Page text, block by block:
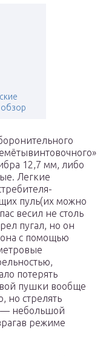
12,7 мм, либо
Легкие
пуль(их можно
весил не столь
пугал, но он
с помощью
потерять
пушки вообще
но стрелять
— небольшой
режиме